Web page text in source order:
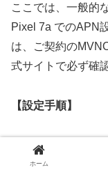
ここでは、一般的
Pixel 7a でのAPN
は、ご契約の
式サイトで必ず確
【設定手順】
SIMカードを
Google
ホーム